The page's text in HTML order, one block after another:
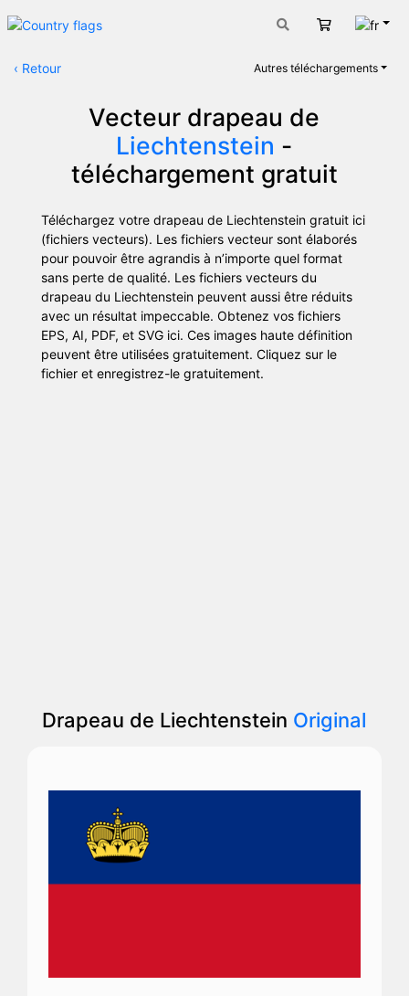
Panier
‹ Retour Autres téléchargements
Vecteur drapeau de
Liechtenstein -
téléchargement gratuit
Téléchargez votre drapeau de Liechtenstein gratuit ici
(fichiers vecteurs). Les fichiers vecteur sont élaborés
pour pouvoir être agrandis à n’importe quel format
sans perte de qualité. Les fichiers vecteurs du
drapeau du Liechtenstein peuvent aussi être réduits
avec un résultat impeccable. Obtenez vos fichiers
EPS, AI, PDF, et SVG ici. Ces images haute définition
peuvent être utilisées gratuitement. Cliquez sur le
fichier et enregistrez-le gratuitement.
Drapeau de Liechtenstein Original